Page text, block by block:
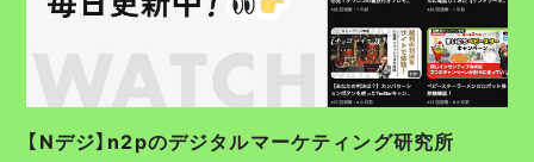
【Nデジ】n2pのデジタルマーケティング研究所